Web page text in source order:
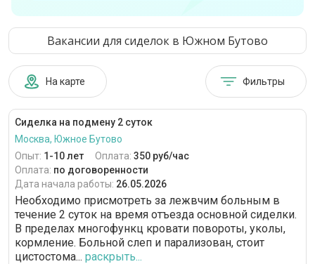
Вакансии для сиделок в Южном Бутово
На карте Фильтры
Сиделка на подмену 2 суток
Москва, Южное Бутово
Опыт: 1-10 лет Оплата: 350 руб/час
Оплата: по договоренности
Дата начала работы: 26.05.2026
Необходимо присмотреть за лежвчим больным в
течение 2 суток на время отъезда основной сиделки.
В пределах многофункц кровати повороты, уколы,
кормление. Больной слеп и парализован, стоит
цистостома... раскрыть...